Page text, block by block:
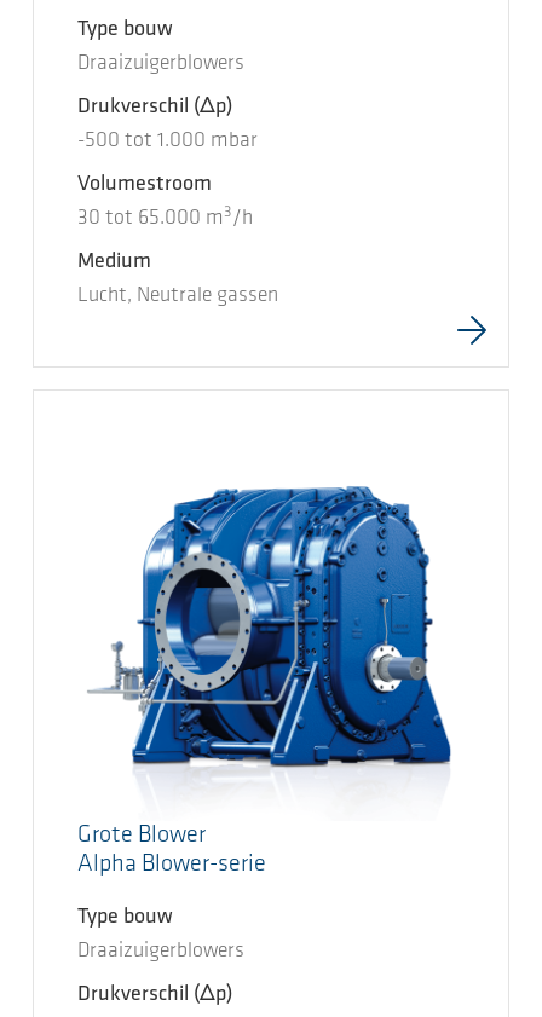
Type bouw
Draaizuigerblowers
Drukverschil (Δp)
-500 tot 1.000 mbar
Volumestroom
30 tot 65.000 m 3 /h
Medium
Lucht, Neutrale gassen
Grote Blower
Alpha Blower-serie
Type bouw
Draaizuigerblowers
Drukverschil (Δp)